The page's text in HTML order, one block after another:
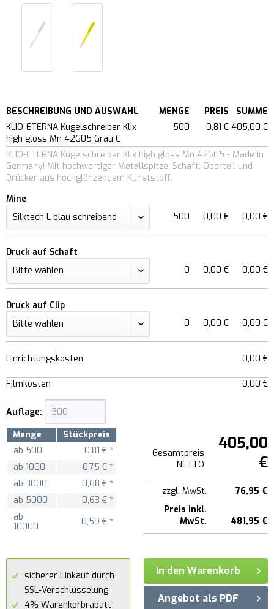
BESCHREIBUNG UND AUSWAHL MENGE PREIS
SUMME
KLIO-ETERNA Kugelschreiber Klix
high gloss Mn 42605 Grau C
500 0,81 € 405,00 €
KLIO-ETERNA Kugelschreiber Klix high gloss Mn 42605 - Made in
Germany! Mit hochwertiger Metallspitze. Schaft, Oberteil und
Drücker aus hochglänzendem Kunststoff.
Mine
500
0,00 € 0,00 €
Druck auf Schaft
0
0,00 € 0,00 €
Druck auf Clip
0
0,00 € 0,00 €
Einrichtungskosten 0,00 €
Filmkosten 0,00 €
Auflage:
Menge
Stückpreis
ab 500
0,81 € *
ab 1000
0,75 € *
ab 3000
0,68 € *
ab 5000
0,63 € *
ab
10000
0,59 € *
Gesamtpreis
NETTO
405,00
€
zzgl. MwSt.
76,95 €
Preis inkl.
MwSt.
481,95 €
sicherer Einkauf durch
SSL-Verschlüsselung
4% Warenkorbrabatt
In den Warenkorb
Angebot als PDF